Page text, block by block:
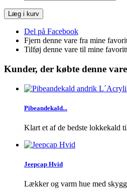
Læg i kurv
Del på Facebook
Fjern denne vare fra mine
Tilføj denne vare til mine
Kunder, der købte denne
Pibeandekald...
Klart et af de bedste lokkekald
Jeepcap Hvid
Lækker og varm hue med